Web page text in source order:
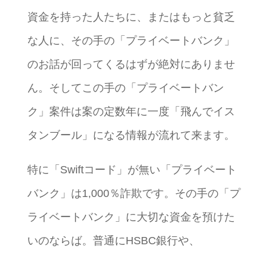
資金を持った人たちに、またはもっと貧乏
な人に、その手の「プライベートバンク」
のお話が回ってくるはずが絶対にありませ
ん。そしてこの手の「プライベートバン
ク」案件は案の定数年に一度「飛んでイス
タンブール」になる情報が流れて来ます。
特に「Swiftコード」が無い「プライベート
バンク」は1,000％詐欺です。その手の「プ
ライベートバンク」に大切な資金を預けた
いのならば。普通にHSBC銀行や、